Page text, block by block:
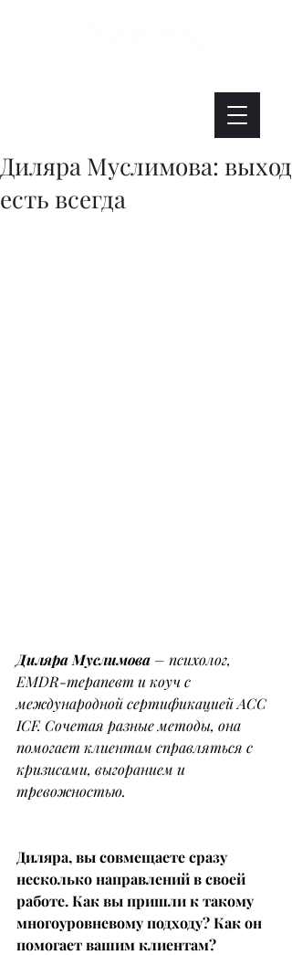
Диляра Муслимова: выход
есть всегда
Диляра Муслимова – психолог,
EMDR-терапевт и коуч с
международной сертификацией ACC
ICF. Сочетая разные методы, она
помогает клиентам справляться с
кризисами, выгоранием и
тревожностью.
Диляра, вы совмещаете сразу
несколько направлений в своей
работе. Как вы пришли к такому
многоуровневому подходу? Как он
помогает вашим клиентам?